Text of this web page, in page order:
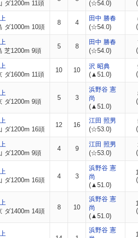
ダ1200m 11頭
(☆54.0)
ダ1000m 10頭
8 4
田中 勝春
(☆54.0)
芝1200m 9頭
5 8
田中 勝春
(☆54.0)
ダ1600m 11頭
10 10
沢 昭典
(▲51.0)
ダ1200m 9頭
5 3
浜野谷 憲
尚
(▲51.0)
ダ1200m 16頭
12 16
江田 照男
(☆53.0)
ダ1200m 9頭
4 9
江田 照男
(☆53.0)
ダ1200m 16頭
4 3
浜野谷 憲
尚
(▲51.0)
ダ1400m 14頭
8 10
浜野谷 憲
尚
(▲51.0)
浜野谷 憲